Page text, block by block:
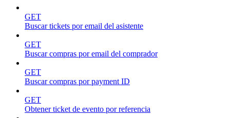
GET
Buscar tickets por email del asistente
GET
Buscar compras por email del comprador
GET
Buscar compras por payment ID
GET
Obtener ticket de evento por referencia